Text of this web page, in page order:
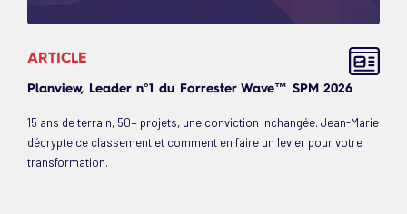
ARTICLE
Planview, Leader n°1 du Forrester Wave™ SPM 2026
15 ans de terrain, 50+ projets, une conviction inchangée. Jean-Marie
décrypte ce classement et comment en faire un levier pour votre
transformation.